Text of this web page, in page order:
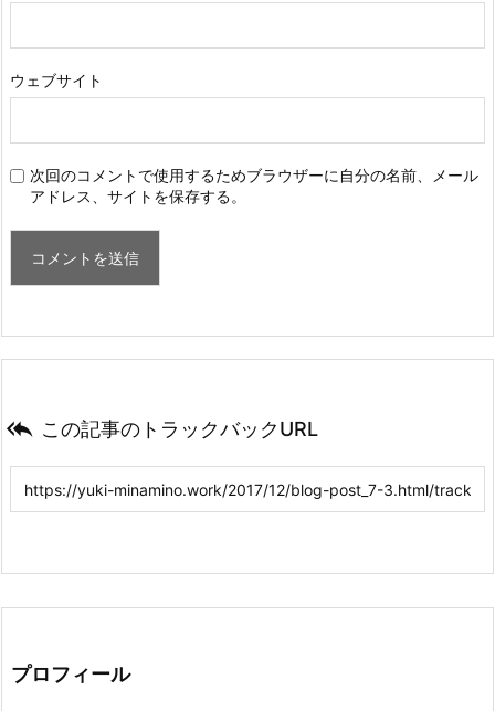
ウェブサイト
次回のコメントで使用するためブラウザーに自分の名前、メール
アドレス、サイトを保存する。
 この記事のトラックバックURL
プロフィール